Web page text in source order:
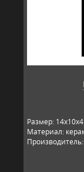
Размер:
Материал: